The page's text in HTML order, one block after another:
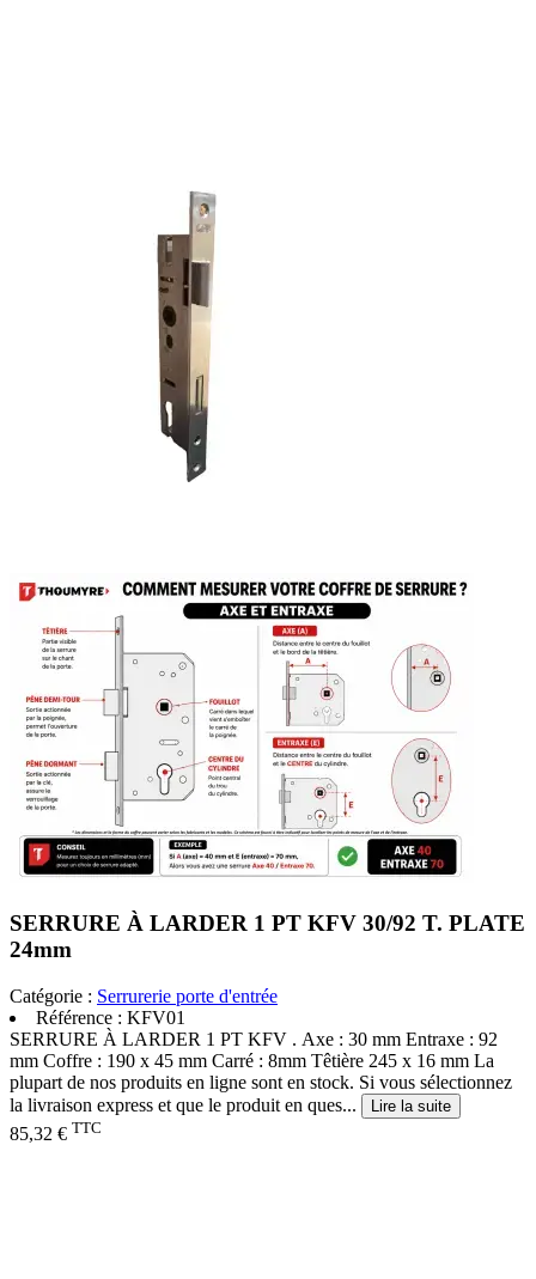
SERRURE À LARDER 1 PT KFV 30/92 T. PLATE
24mm
Catégorie : Serrurerie porte d'entrée
Référence : KFV01
SERRURE À LARDER 1 PT KFV . Axe : 30 mm Entraxe : 92
mm Coffre : 190 x 45 mm Carré : 8mm Têtière 245 x 16 mm La
plupart de nos produits en ligne sont en stock. Si vous sélectionnez
la livraison express et que le produit en ques...
Lire la suite
85,32 € TTC